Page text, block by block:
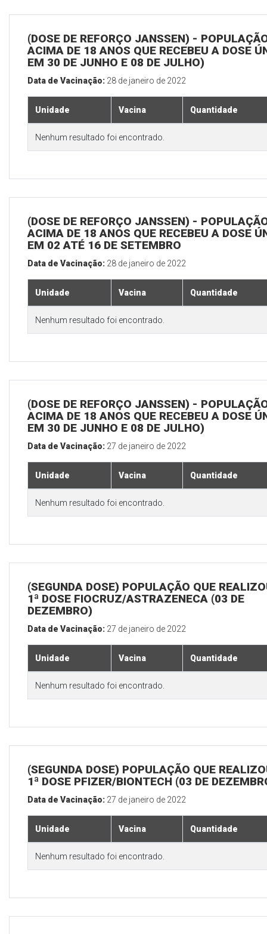
(DOSE DE REFORÇO JANSSEN) -
ACIMA DE 18 ANOS QUE RECEBEU A DOSE
EM 30 DE JUNHO E 08 DE JULHO)
Data de Vacinação: 28 de janeiro de 2022
Unidade Vacina Quantidade
Nenhum resultado foi encontrado.
(DOSE DE REFORÇO JANSSEN) -
ACIMA DE 18 ANOS QUE RECEBEU A DOSE
EM 02 ATÉ 16 DE SETEMBRO
Data de Vacinação: 28 de janeiro de 2022
Unidade Vacina Quantidade
Nenhum resultado foi encontrado.
(DOSE DE REFORÇO JANSSEN) -
ACIMA DE 18 ANOS QUE RECEBEU A DOSE
EM 30 DE JUNHO E 08 DE JULHO)
Data de Vacinação: 27 de janeiro de 2022
Unidade Vacina Quantidade
Nenhum resultado foi encontrado.
(SEGUNDA DOSE) POPULAÇÃO QUE
1ª DOSE FIOCRUZ/ASTRAZENECA (03 DE
DEZEMBRO)
Data de Vacinação: 27 de janeiro de 2022
Unidade Vacina Quantidade
Nenhum resultado foi encontrado.
(SEGUNDA DOSE) POPULAÇÃO QUE
1ª DOSE PFIZER/BIONTECH (03 DE
Data de Vacinação: 27 de janeiro de 2022
Unidade Vacina Quantidade
Nenhum resultado foi encontrado.